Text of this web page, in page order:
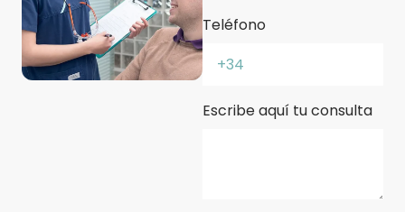
Teléfono
Escribe aquí tu consulta